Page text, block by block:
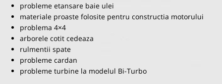
probleme etansare baie ulei
materiale proaste folosite pentru constructia motorului
problema 4×4
arborele cotit cedeaza
rulmentii spate
probleme cardan
probleme turbine la modelul Bi-Turbo